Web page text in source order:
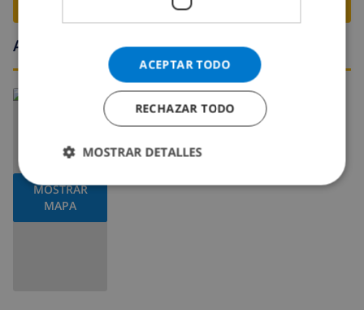
RESERVE ESTE CHALÉ ›
Alrededores
MOSTRAR
MAPA
Leer más sobre:
España>Costa Blanca > Pego
ACEPTAR TODO
RECHAZAR TODO
MOSTRAR DETALLES